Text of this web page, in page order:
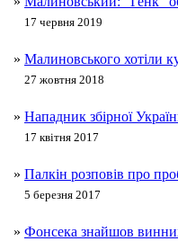
17 червня 2019
» Малиновського хотіли
27 жовтня 2018
» Нападник збірної
17 квітня 2017
» Палкін розповів про
5 березня 2017
» Фонсека знайшов